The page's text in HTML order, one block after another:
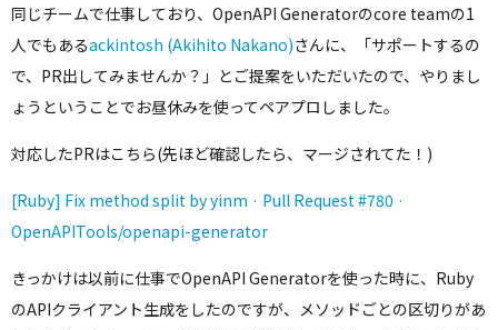
同じチームで仕事しており、OpenAPI Generatorのcore teamの1
人でもあるackintosh (Akihito Nakano)さんに、「サポートするの
で、PR出してみませんか？」とご提案をいただいたので、やりまし
ょうということでお昼休みを使ってペアプロしました。
対応したPRはこちら(先ほど確認したら、マージされてた！)
[Ruby] Fix method split by yinm · Pull Request #780 ·
OpenAPITools/openapi-generator
きっかけは以前に仕事でOpenAPI Generatorを使った時に、Ruby
のAPIクライアント生成をしたのですが、メソッドごとの区切りがあ